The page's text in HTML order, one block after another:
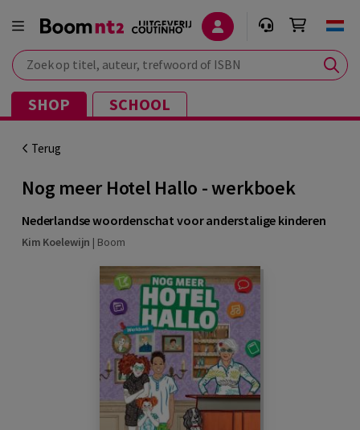
Zoek op titel, auteur, trefwoord of ISBN
SHOP SCHOOL
Terug
Nog meer Hotel Hallo - werkboek
Nederlandse woordenschat voor anderstalige kinderen
Kim Koelewijn | Boom